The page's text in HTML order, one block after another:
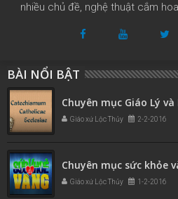
nhiều chủ đề, nghệ thuật cắm
BÀI NỔI BẬT
Chuyên mục Giáo Lý
Giáo xứ Lộc Thủy 2-2-2016
Chuyên mục sức khỏe
Giáo xứ Lộc Thủy 1-2-2016